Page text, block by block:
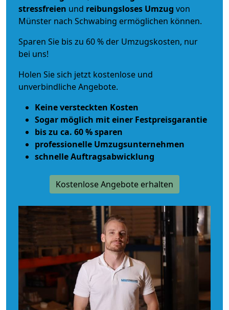
stressfreien und reibungsloses Umzug von
Münster nach Schwabing ermöglichen können.
Sparen Sie bis zu 60 % der Umzugskosten, nur
bei uns!
Holen Sie sich jetzt kostenlose und
unverbindliche Angebote.
Keine versteckten Kosten
Sogar möglich mit einer Festpreisgarantie
bis zu ca. 60 % sparen
professionelle Umzugsunternehmen
schnelle Auftragsabwicklung
Kostenlose Angebote erhalten